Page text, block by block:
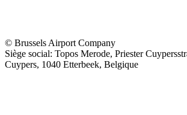
© Brussels Airport Company
Siège social: Topos Merode, Priester
Cuypers, 1040 Etterbeek, Belgique